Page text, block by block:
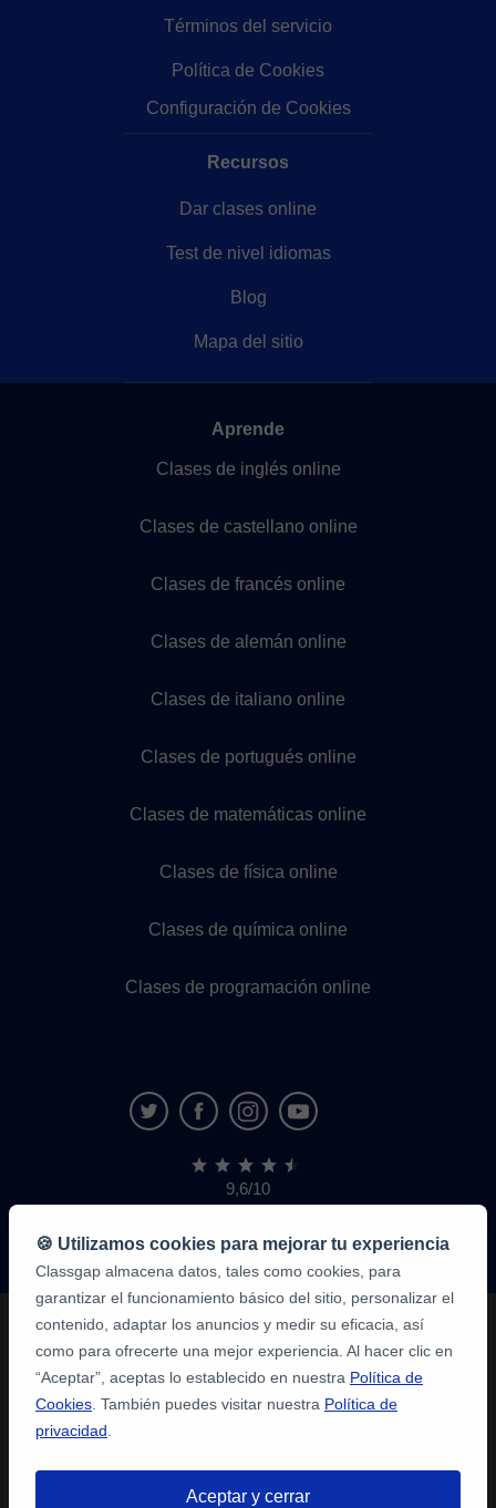
Términos del servicio
Política de Cookies
Configuración de Cookies
Recursos
Dar clases online
Test de nivel idiomas
Blog
Mapa del sitio
Aprende
Clases de inglés online
Clases de castellano online
Clases de francés online
Clases de alemán online
Clases de italiano online
Clases de portugués online
Clases de matemáticas online
Clases de física online
Clases de química online
Clases de programación online
9,6/10
1.339.284
de
alumnos
🍪 Utilizamos cookies para mejorar tu experiencia
Classgap almacena datos, tales como cookies, para
garantizar el funcionamiento básico del sitio, personalizar el
contenido, adaptar los anuncios y medir su eficacia, así
como para ofrecerte una mejor experiencia. Al hacer clic en
“Aceptar”, aceptas lo establecido en nuestra Política de
Cookies . También puedes visitar nuestra Política de
privacidad
Aceptar y cerrar